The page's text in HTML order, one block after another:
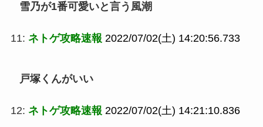
雪乃が1番可愛いと言う風潮
11: ネトゲ攻略速報 2022/07/02(土) 14:20:56.733
戸塚くんがいい
12: ネトゲ攻略速報 2022/07/02(土) 14:21:10.836